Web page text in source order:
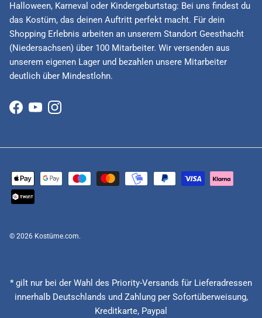
Halloween, Karneval oder Kindergeburtstag: Bei uns findest du
das Kostüm, das deinen Auftritt perfekt macht. Für dein
Shopping Erlebnis arbeiten an unserem Standort Geesthacht
(Niedersachsen) über 100 Mitarbeiter. Wir versenden aus
unserem eigenen Lager und bezahlen unsere Mitarbeiter
deutlich über Mindestlohn.
Facebook
YouTubeInstagram
© 2026 Kostüme.com.
* gilt nur bei der Wahl des Priority-Versands für Lieferadressen
innerhalb Deutschlands und Zahlung per Sofortüberweisung,
Kreditkarte, Paypal